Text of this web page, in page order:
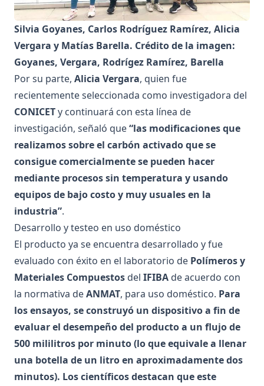
Silvia Goyanes, Carlos Rodríguez Ramírez, Alicia
Vergara y Matías Barella. Crédito de la imagen:
Goyanes, Vergara, Rodrígez Ramírez, Barella
Por su parte, Alicia Vergara, quien fue
recientemente seleccionada como investigadora del
CONICETy continuará con esta línea de
investigación, señaló que“las modificaciones que
realizamos sobre el carbón activado que se
consigue comercialmente se pueden hacer
mediante procesos sin temperatura y usando
equipos de bajo costo y muy usuales en la
industria”.
Desarrollo y testeo en uso doméstico
El producto ya se encuentra desarrollado y fue
evaluado con éxito en el laboratorio de Polímeros y
Materiales Compuestos del IFIBA de acuerdo con
la normativa deANMAT, para uso doméstico. Para
los ensayos, se construyó un dispositivo a fin de
evaluar el desempeño del producto a un flujo de
500 mililitros por minuto (lo que equivale a llenar
una botella de un litro en aproximadamente dos
minutos). Los científicos destacan que este